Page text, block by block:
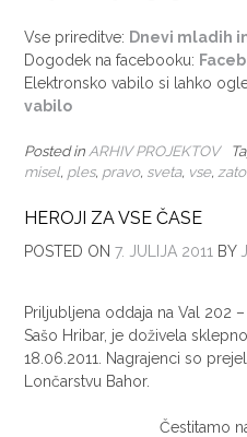
Vse prireditve: Dnevi mladih
Dogodek na facebooku:
Elektronsko vabilo si lahko
vabilo
Posted in ARHIV PROJEKTOV
misel, ples, pravo, sveta, vse, zato
HEROJI ZA VSE ČASE
POSTED ON 7. JULIJA 2011 BY
Priljubljena oddaja na Val 202
Sašo Hribar, je doživela
18.06.2011. Nagrajenci so
Lončarstvu Bahor.
Čestitamo